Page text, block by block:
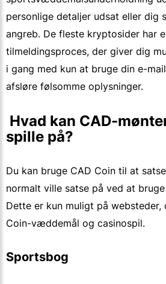
personlige detaljer udsat eller dig
angreb. De fleste kryptosider har
tilmeldingsproces, der giver dig
i gang med kun at bruge din e-
afsløre følsomme oplysninger.
spille på?
Du kan bruge CAD Coin til at
normalt ville satse på ved at
Dette er kun muligt på websteder,
Coin-væddemål og casinospil.
Sportsbog